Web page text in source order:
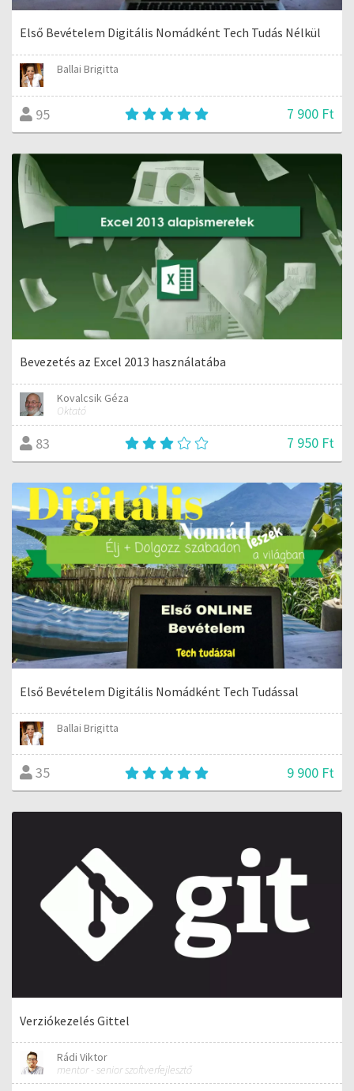
Első Bevételem Digitális Nomádként Tech Tudás Nélkül
Ballai Brigitta
95 7 900 Ft
Bevezetés az Excel 2013 használatába
Kovalcsik Géza
Oktató
83 7 950 Ft
Első Bevételem Digitális Nomádként Tech Tudással
Ballai Brigitta
35 9 900 Ft
Verziókezelés Gittel
Rádi Viktor
mentor - senior szoftverfejlesztő